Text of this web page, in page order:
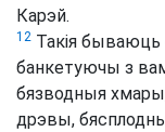
Карэй.
12 Такія бываюць
банкетуючы з
бязводныя
дрэвы,